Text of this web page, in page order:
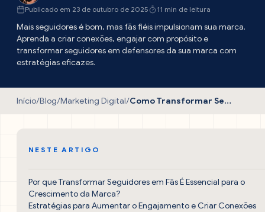
Publicado em 23 de outubro de 2025 11 min de leitura
Mais seguidores é bom, mas fãs fiéis impulsionam sua marca.
Aprenda a criar conexões, engajar com propósito e
transformar seguidores em defensores da sua marca com
estratégias eficazes.
Início/Blog/Marketing Digital/ Como Transformar Seguidores em Fãs: Estratégias que Funcionam
NESTE ARTIGO
Por que Transformar Seguidores em Fãs É Essencial para o
Crescimento da Marca?
Estratégias para Aumentar o Engajamento e Criar Conexões